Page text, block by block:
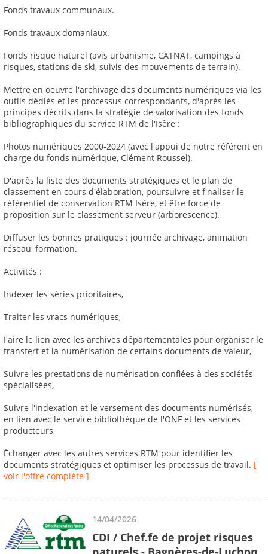
Fonds travaux communaux.
Fonds travaux domaniaux.
Fonds risque naturel (avis urbanisme, CATNAT, campings à
risques, stations de ski, suivis des mouvements de terrain).
Mettre en oeuvre l'archivage des documents numériques via les
outils dédiés et les processus correspondants, d'après les
principes décrits dans la stratégie de valorisation des fonds
bibliographiques du service RTM de l'Isère :
Photos numériques 2000-2024 (avec l'appui de notre référent en
charge du fonds numérique, Clément Roussel).
D'après la liste des documents stratégiques et le plan de
classement en cours d'élaboration, poursuivre et finaliser le
référentiel de conservation RTM Isère, et être force de
proposition sur le classement serveur (arborescence).
Diffuser les bonnes pratiques : journée archivage, animation
réseau, formation.
Activités :
Indexer les séries prioritaires,
Traiter les vracs numériques,
Faire le lien avec les archives départementales pour organiser le
transfert et la numérisation de certains documents de valeur,
Suivre les prestations de numérisation confiées à des sociétés
spécialisées,
Suivre l'indexation et le versement des documents numérisés,
en lien avec le service bibliothèque de l'ONF et les services
producteurs,
Échanger avec les autres services RTM pour identifier les
documents stratégiques et optimiser les processus de travail. [
voir l'offre complète ]
14/04/2026
CDI / Chef.fe de projet risques